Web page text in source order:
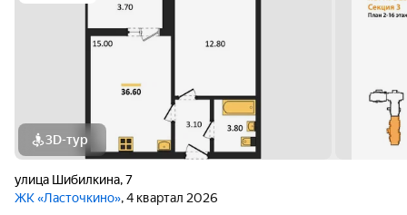
3D-тур
улица Шибилкина,7
ЖК «Ласточкино», 4 квартал 2026